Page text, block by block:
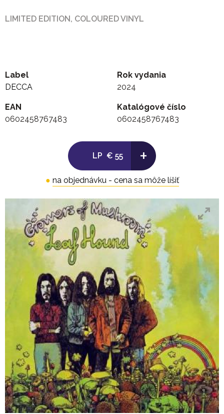
LIMITED EDITION, COLOURED VINYL
Label
DECCA
Rok vydania
2024
EAN
0602458767483
Katalógové číslo
0602458767483
LP € 55 +
● na objednávku - cena sa môže líšiť